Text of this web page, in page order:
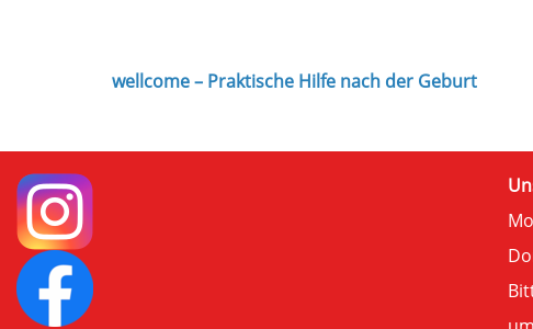
wellcome – Praktische Hilfe nach der Geburt